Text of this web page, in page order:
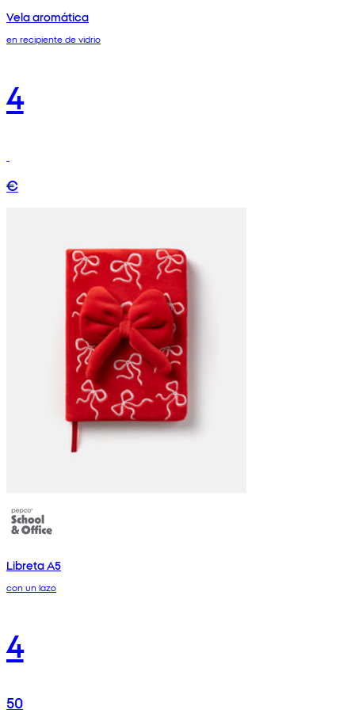
Vela aromática
en recipiente de vidrio
4
€
Libreta A5
con un lazo
4
50